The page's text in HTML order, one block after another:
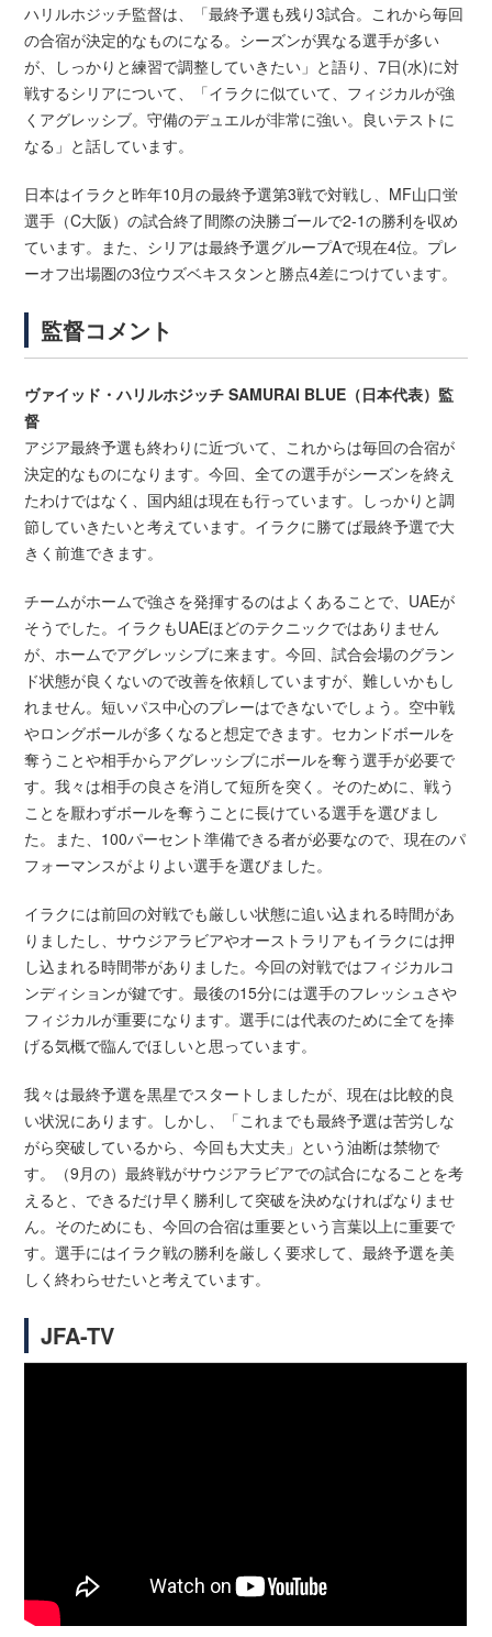
ハリルホジッチ監督は、「最終予選も残り3試合。これから毎回
の合宿が決定的なものになる。シーズンが異なる選手が多い
が、しっかりと練習で調整していきたい」と語り、7日(水)に対
戦するシリアについて、「イラクに似ていて、フィジカルが強
くアグレッシブ。守備のデュエルが非常に強い。良いテストに
なる」と話しています。
日本はイラクと昨年10月の最終予選第3戦で対戦し、MF山口蛍
選手（C大阪）の試合終了間際の決勝ゴールで2-1の勝利を収め
ています。また、シリアは最終予選グループAで現在4位。プレ
ーオフ出場圏の3位ウズベキスタンと勝点4差につけています。
監督コメント
ヴァイッド・ハリルホジッチ SAMURAI BLUE（日本代表）監
督
アジア最終予選も終わりに近づいて、これからは毎回の合宿が
決定的なものになります。今回、全ての選手がシーズンを終え
たわけではなく、国内組は現在も行っています。しっかりと調
節していきたいと考えています。イラクに勝てば最終予選で大
きく前進できます。
チームがホームで強さを発揮するのはよくあることで、UAEが
そうでした。イラクもUAEほどのテクニックではありません
が、ホームでアグレッシブに来ます。今回、試合会場のグラン
ド状態が良くないので改善を依頼していますが、難しいかもし
れません。短いパス中心のプレーはできないでしょう。空中戦
やロングボールが多くなると想定できます。セカンドボールを
奪うことや相手からアグレッシブにボールを奪う選手が必要で
す。我々は相手の良さを消して短所を突く。そのために、戦う
ことを厭わずボールを奪うことに長けている選手を選びまし
た。また、100パーセント準備できる者が必要なので、現在のパ
フォーマンスがよりよい選手を選びました。
イラクには前回の対戦でも厳しい状態に追い込まれる時間があ
りましたし、サウジアラビアやオーストラリアもイラクには押
し込まれる時間帯がありました。今回の対戦ではフィジカルコ
ンディションが鍵です。最後の15分には選手のフレッシュさや
フィジカルが重要になります。選手には代表のために全てを捧
げる気概で臨んでほしいと思っています。
我々は最終予選を黒星でスタートしましたが、現在は比較的良
い状況にあります。しかし、「これまでも最終予選は苦労しな
がら突破しているから、今回も大丈夫」という油断は禁物で
す。（9月の）最終戦がサウジアラビアでの試合になることを考
えると、できるだけ早く勝利して突破を決めなければなりませ
ん。そのためにも、今回の合宿は重要という言葉以上に重要で
す。選手にはイラク戦の勝利を厳しく要求して、最終予選を美
しく終わらせたいと考えています。
JFA-TV